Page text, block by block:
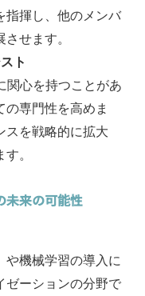
指揮し、他のメンバ
せます。
ト
関心を持つことがあ
の専門性を高めま
スを戦略的に拡大
。
未来の可能性
や機械学習の導入に
ゼーションの分野で